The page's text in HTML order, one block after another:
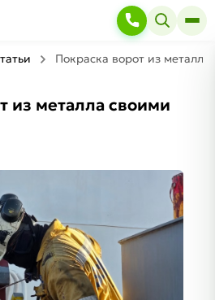
Покраска ворот из
из металла своими